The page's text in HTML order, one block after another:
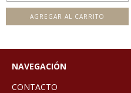
AGREGAR AL CARRITO
NAVEGACIÓN
CONTACTO